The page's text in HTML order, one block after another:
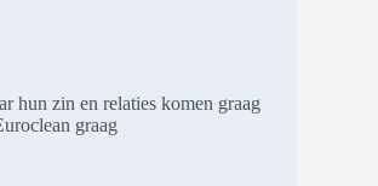
hun zin en relaties komen graag
graag